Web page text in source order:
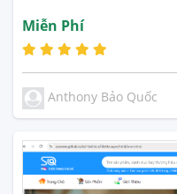
Miễn Phí
Anthony Bảo Quốc